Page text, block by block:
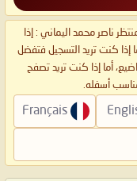
ناصر محمد اليماني : إذا
إذا كنت تريد التسجيل فتفضل
أما إذا كنت تريد تصفح
أسفله.
Français